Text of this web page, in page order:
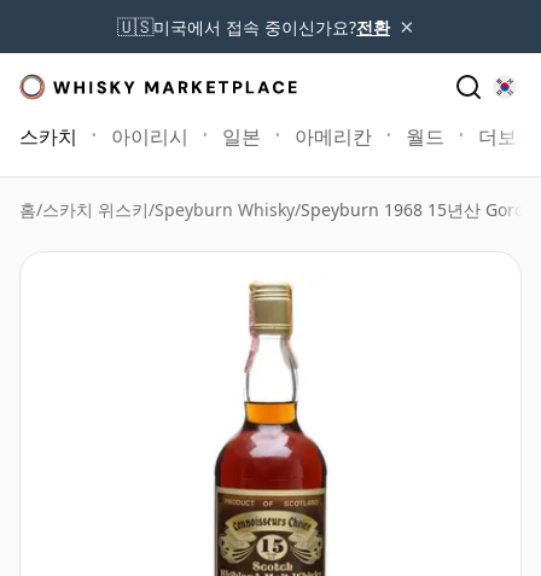
🇺🇸미국에서 접속 중이신가요?전환 ×
스카치 아이리시 일본 아메리칸 월드 더보기
홈/스카치 위스키/Speyburn Whisky/Speyburn 1968 15년산